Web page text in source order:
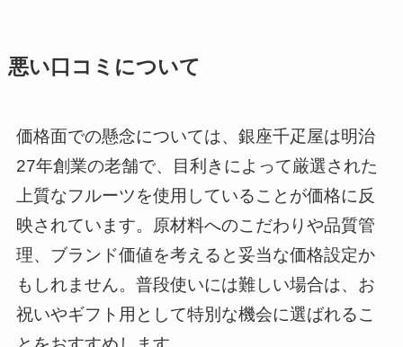
悪い口コミについて
価格面での懸念については、銀座千疋屋は明治
27年創業の老舗で、目利きによって厳選された
上質なフルーツを使用していることが価格に反
映されています。原材料へのこだわりや品質管
理、ブランド価値を考えると妥当な価格設定か
もしれません。普段使いには難しい場合は、お
祝いやギフト用として特別な機会に選ばれるこ